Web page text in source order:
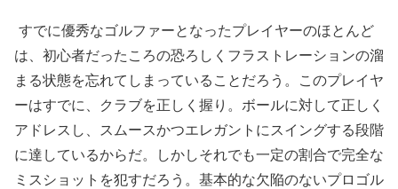
すでに優秀なゴルファーとなったプレイヤーのほとんど
は、初心者だったころの恐ろしくフラストレーションの溜
まる状態を忘れてしまっていることだろう。このプレイヤ
ーはすでに、クラブを正しく握り。ボールに対して正しく
アドレスし、スムースかつエレガントにスイングする段階
に達しているからだ。しかしそれでも一定の割合で完全な
ミスショットを犯すだろう。基本的な欠陥のないプロゴル